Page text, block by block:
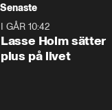
Senaste
I GÅR 10:42
Lasse Holm sätter
plus på livet